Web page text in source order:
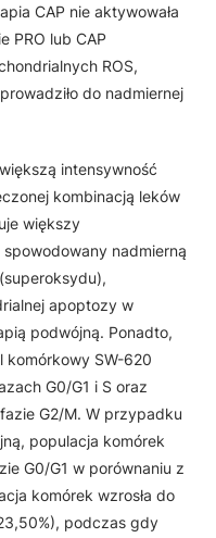
CAP nie aktywowała
PRO lub CAP
ROS,
do nadmiernej
intensywność
kombinacją leków
większy
nadmierną
apoptozy w
podwójną. Ponadto,
komórkowy SW-620
G0/G1 i S oraz
G2/M. W przypadku
populacja komórek
G0/G1 w porównaniu z
komórek wzrosła do
podczas gdy